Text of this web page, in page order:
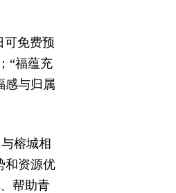
可免费预
“福蕴充
感与归属
榕城相
和资源优
帮助青